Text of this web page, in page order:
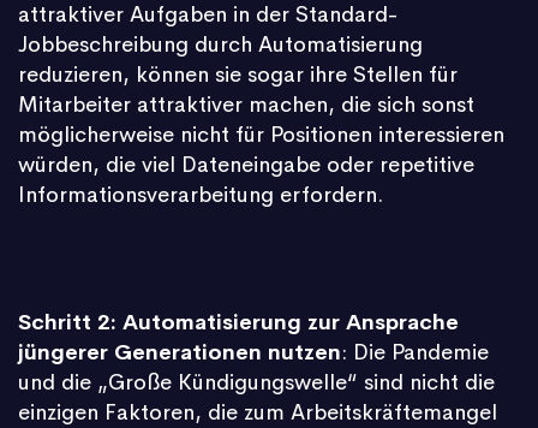
attraktiver Aufgaben in der Standard-
Jobbeschreibung durch Automatisierung
reduzieren, können sie sogar ihre Stellen für
Mitarbeiter attraktiver machen, die sich sonst
möglicherweise nicht für Positionen interessieren
würden, die viel Dateneingabe oder repetitive
Informationsverarbeitung erfordern.
Schritt 2: Automatisierung zur Ansprache
jüngerer Generationen nutzen: Die Pandemie
und die „Große Kündigungswelle“ sind nicht die
einzigen Faktoren, die zum Arbeitskräftemangel